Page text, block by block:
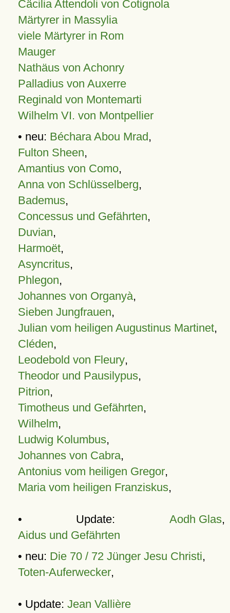
Cäcilia Attendoli von Cotignola
Märtyrer in Massylia
viele Märtyrer in Rom
Mauger
Nathäus von Achonry
Palladius von Auxerre
Reginald von Montemarti
Wilhelm VI. von Montpellier
• neu: Béchara Abou Mrad,
Fulton Sheen,
Amantius von Como,
Anna von Schlüsselberg,
Bademus,
Concessus und Gefährten,
Duvian,
Harmoët,
Asyncritus,
Phlegon,
Johannes von Organyà,
Sieben Jungfrauen,
Julian vom heiligen Augustinus Martinet,
Cléden,
Leodebold von Fleury,
Theodor und Pausilypus,
Pitrion,
Timotheus und Gefährten,
Wilhelm,
Ludwig Kolumbus,
Johannes von Cabra,
Antonius vom heiligen Gregor,
Maria vom heiligen Franziskus,
• Update: Aodh Glas,
Aidus und Gefährten
• neu: Die 70 / 72 Jünger Jesu Christi,
Toten-Auferwecker,
• Update: Jean Vallière